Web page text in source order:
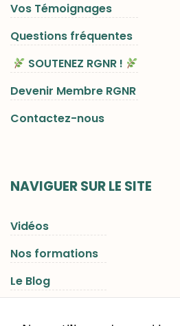
Vos Témoignages
Questions fréquentes
SOUTENEZ RGNR !
Devenir Membre RGNR
Contactez-nous
NAVIGUER SUR LE SITE
Vidéos
Nos formations
Le Blog